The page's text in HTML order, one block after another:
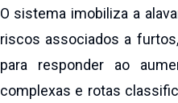
O sistema imobiliza a
riscos associados a
para responder ao
complexas e rotas